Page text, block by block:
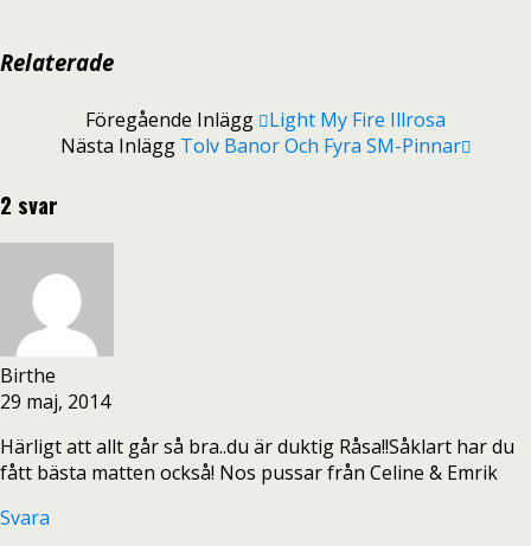
Relaterade
Föregående Inlägg
Light My Fire Illrosa
Nästa Inlägg Tolv Banor Och Fyra SM-Pinnar
2 svar
Birthe
29 maj, 2014
Härligt att allt går så bra..du är duktig Råsa!!Såklart har du
fått bästa matten också! Nos pussar från Celine & Emrik
Svara